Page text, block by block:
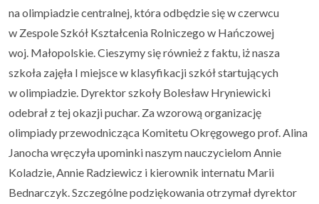
na olimpiadzie centralnej, która odbędzie się w czerwcu
w Zespole Szkół Kształcenia Rolniczego w Hańczowej
woj. Małopolskie. Cieszymy się również z faktu, iż nasza
szkoła zajęła I miejsce w klasyfikacji szkół startujących
w olimpiadzie. Dyrektor szkoły Bolesław Hryniewicki
odebrał z tej okazji puchar. Za wzorową organizację
olimpiady przewodnicząca Komitetu Okręgowego prof. Alina
Janocha wręczyła upominki naszym nauczycielom Annie
Koladzie, Annie Radziewicz i kierownik internatu Marii
Bednarczyk. Szczególne podziękowania otrzymał dyrektor